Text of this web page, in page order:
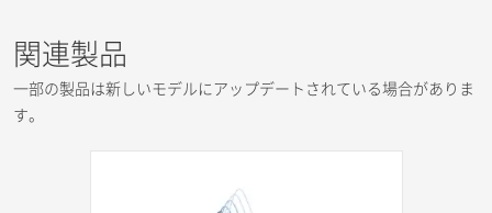
関連製品
一部の製品は新しいモデルにアップデートされている場合がありま
す。